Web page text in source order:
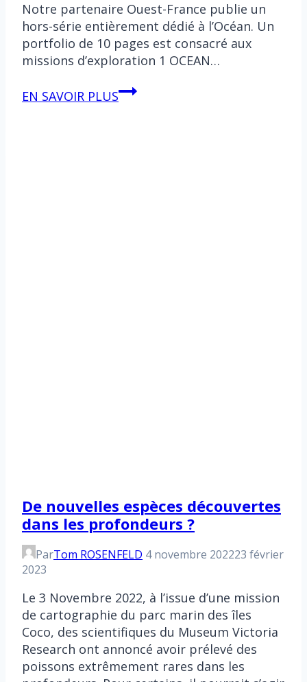
Notre partenaire Ouest-France publie un
hors-série entièrement dédié à l’Océan. Un
portfolio de 10 pages est consacré aux
missions d’exploration 1 OCEAN…
EN SAVOIR PLUSLe
nouveau
De nouvelles espèces découvertes
dans les profondeurs ?
ParTom ROSENFELD 4 novembre 202223 février
2023
Le 3 Novembre 2022, à l’issue d’une mission
de cartographie du parc marin des îles
Coco, des scientifiques du Museum Victoria
Research ont annoncé avoir prélevé des
poissons extrêmement rares dans les